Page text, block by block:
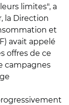
limites", a
la Direction
et
avait appelé
offres de ce
campagnes